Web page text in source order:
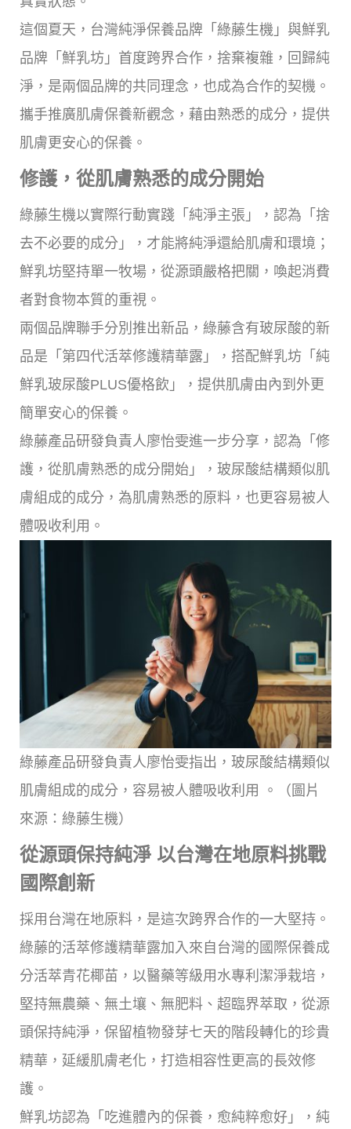
這個夏天，台灣純淨保養品牌「綠藤生機」與鮮乳
品牌「鮮乳坊」首度跨界合作，捨棄複雜，回歸純
淨，是兩個品牌的共同理念，也成為合作的契機。
攜手推廣肌膚保養新觀念，藉由熟悉的成分，提供
肌膚更安心的保養。
修護，從肌膚熟悉的成分開始
綠藤生機以實際行動實踐「純淨主張」，認為「捨
去不必要的成分」，才能將純淨還給肌膚和環境；
鮮乳坊堅持單一牧場，從源頭嚴格把關，喚起消費
者對食物本質的重視。
兩個品牌聯手分別推出新品，綠藤含有玻尿酸的新
品是「第四代活萃修護精華露」，搭配鮮乳坊「純
鮮乳玻尿酸PLUS優格飲」，提供肌膚由內到外更
簡單安心的保養。
綠藤產品研發負責人廖怡雯進一步分享，認為「修
護，從肌膚熟悉的成分開始」，玻尿酸結構類似肌
膚組成的成分，為肌膚熟悉的原料，也更容易被人
體吸收利用。
綠藤產品研發負責人廖怡雯指出，玻尿酸結構類似
肌膚組成的成分，容易被人體吸收利用 。（圖片
來源：綠藤生機）
從源頭保持純淨 以台灣在地原料挑戰
國際創新
採用台灣在地原料，是這次跨界合作的一大堅持。
綠藤的活萃修護精華露加入來自台灣的國際保養成
分活萃青花椰苗，以醫藥等級用水專利潔淨栽培，
堅持無農藥、無土壤、無肥料、超臨界萃取，從源
頭保持純淨，保留植物發芽七天的階段轉化的珍貴
精華，延緩肌膚老化，打造相容性更高的長效修
護。
鮮乳坊認為「吃進體內的保養，愈純粹愈好」，純